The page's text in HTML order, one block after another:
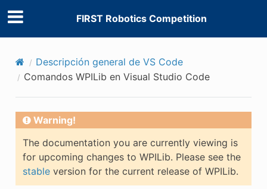
FIRST Robotics Competition
Descripción general de VS Code
Comandos WPILib en Visual Studio Code
Warning!
The documentation you are currently viewing is
for upcoming changes to WPILib. Please see the
stableversion for the current release of WPILib.